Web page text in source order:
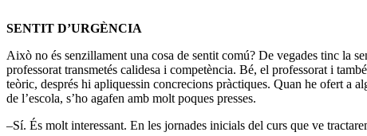
SENTIT D’URGÈNCIA
Això no és senzillament una cosa de sentit comú? De vegades tinc la
professorat transmetés calidesa i competència. Bé, el professorat i
teòric, després hi apliquessin concrecions pràctiques. Quan he ofert a
de l’escola, s’ho agafen amb molt poques presses.
–Sí. És molt interessant. En les jornades inicials del curs que ve